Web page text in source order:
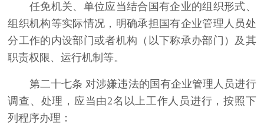
任免机关、单位应当结合国有企业的组织形式、
组织机构等实际情况，明确承担国有企业管理人员处
分工作的内设部门或者机构（以下称承办部门）及其
职责权限、运行机制等。
第二十七条 对涉嫌违法的国有企业管理人员进行
调查、处理，应当由2名以上工作人员进行，按照下
列程序办理：